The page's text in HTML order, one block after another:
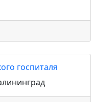
госпиталя